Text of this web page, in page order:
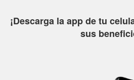
¡Descarga la app de tu
sus